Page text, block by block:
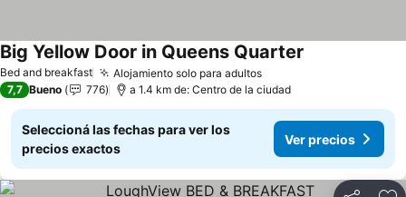
Bed and breakfast Alojamiento solo para adultos
Big Yellow Door in Queens Quarter
7,7 Bueno 776 a 1.4 km de: Centro de la ciudad
Seleccioná las fechas para ver los
precios exactos
Ver precios